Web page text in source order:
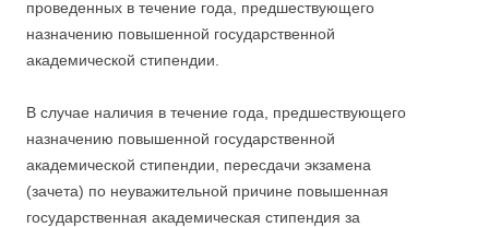
проведенных в течение года, предшествующего
назначению повышенной государственной
академической стипендии.
В случае наличия в течение года, предшествующего
назначению повышенной государственной
академической стипендии, пересдачи экзамена
(зачета) по неуважительной причине повышенная
государственная академическая стипендия за